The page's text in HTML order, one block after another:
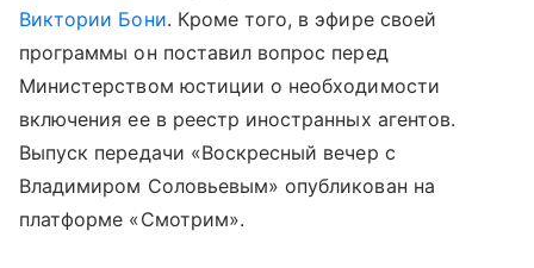
Виктории Бони. Кроме того, в эфире своей
программы он поставил вопрос перед
Министерством юстиции о необходимости
включения ее в реестр иностранных агентов.
Выпуск передачи «Воскресный вечер с
Владимиром Соловьевым» опубликован на
платформе «Смотрим».